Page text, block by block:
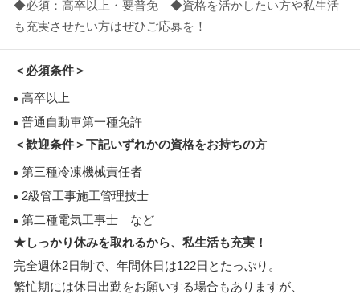
◆必須：高卒以上・要普免 ◆資格を活かしたい方や私生活
も充実させたい方はぜひご応募を！
＜必須条件＞
高卒以上
普通自動車第一種免許
＜歓迎条件＞下記いずれかの資格をお持ちの方
第三種冷凍機械責任者
2級管工事施工管理技士
第二種電気工事士 など
★しっかり休みを取れるから、私生活も充実！
完全週休2日制で、年間休日は122日とたっぷり。
繁忙期には休日出勤をお願いする場合もありますが、